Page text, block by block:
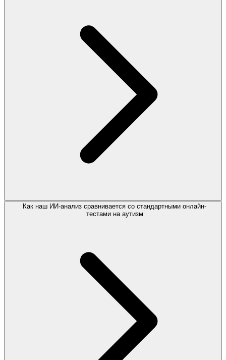
Как наш ИИ-анализ сравнивается со стандартными онлайн-
тестами на аутизм